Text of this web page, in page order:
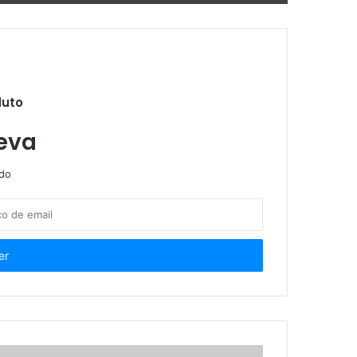
servidores públicos